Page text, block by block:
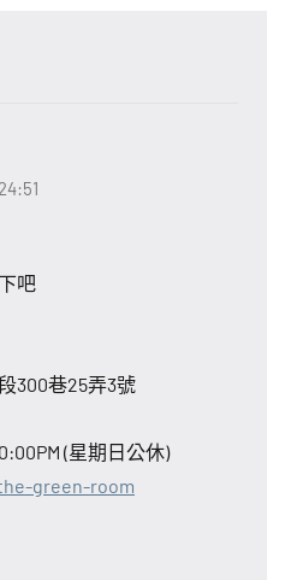
吧
300巷25弄3號
(星期日公休)
green-room